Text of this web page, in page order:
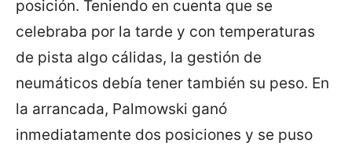
posición. Teniendo en cuenta que se
celebraba por la tarde y con temperaturas
de pista algo cálidas, la gestión de
neumáticos debía tener también su peso. En
la arrancada, Palmowski ganó
inmediatamente dos posiciones y se puso